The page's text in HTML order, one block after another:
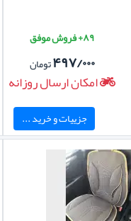
۸۹+ فروش موفق
۴۹۷/۰۰۰تومان
امکان ارسال روزانه
جزییات و خرید ...